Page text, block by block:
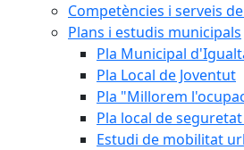
Competències i serveis
Plans i estudis municipals
Pla Municipal
Pla Local de Joventut
Pla "Millorem
Pla local de
Estudi de mobilitat